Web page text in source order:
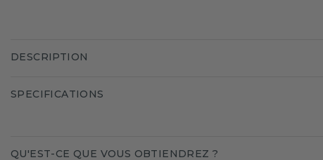
DESCRIPTION
SPECIFICATIONS
QU'EST-CE QUE VOUS OBTIENDREZ ?